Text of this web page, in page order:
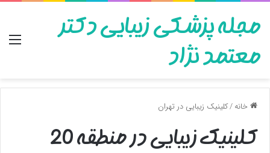
مجله پزشکی زیبایی دکتر
معتمد نژاد
خانه/کلینیک زیبایی در تهران
کلینیک زیبایی در منطقه 20